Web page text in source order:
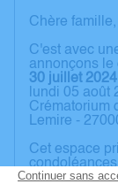
Chère
C'est avec
annonçons le
30 juillet 2024
lundi 05 août
Crématorium
Lemire -
Cet espace